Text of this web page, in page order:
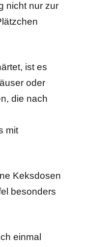
nicht nur zur
ist es
oder
die nach
mit
Keksdosen
besonders
einmal